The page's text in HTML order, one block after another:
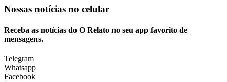
Nossas notícias no celular
Receba as notícias do O Relato no seu app favorito de
mensagens.
Telegram
Whatsapp
Facebook